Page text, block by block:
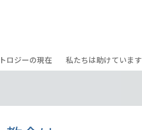
ロジーの現在
オープニング
私たちは助けています